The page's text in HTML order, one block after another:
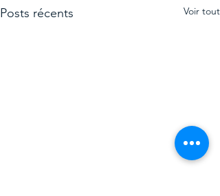
Posts récents Voir tout